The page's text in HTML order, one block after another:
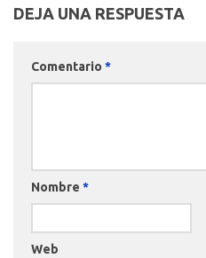
DEJA UNA RESPUESTA
Comentario *
Nombre *
Web